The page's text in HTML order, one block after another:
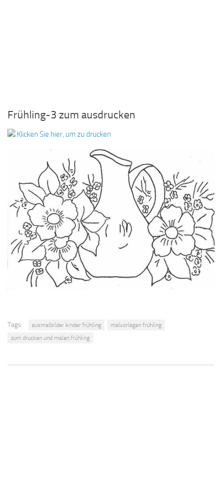
Frühling-3 zum ausdrucken
Klicken Sie hier, um zu drucken
Tags: ausmalbilder kinder frühling
malvorlagen frühling
zum drucken und malen frühling